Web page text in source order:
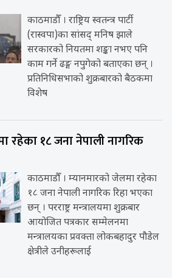
काठमाडौँ । राष्ट्रिय स्वतन्त्र पार्टी
(रास्वपा)का सांसद् मनिष झाले
सरकारको नियतमा शङ्का नभए पनि
काम गर्ने ढङ्ग नपुगेको बताएका छन् ।
प्रतिनिधिसभाको शुक्रबारको बैठकमा
विशेष
रहेका १८ जना नेपाली नागरिक
काठमाडौँ । म्यानमारको जेलमा रहेका
१८ जना नेपाली नागरिक रिहा भएका
छन् । परराष्ट्र मन्त्रालयमा शुक्रबार
आयोजित पत्रकार सम्मेलनमा
मन्त्रालयका प्रवक्ता लोकबहादुर पौडेल
क्षेत्रीले उनीहरूलाई